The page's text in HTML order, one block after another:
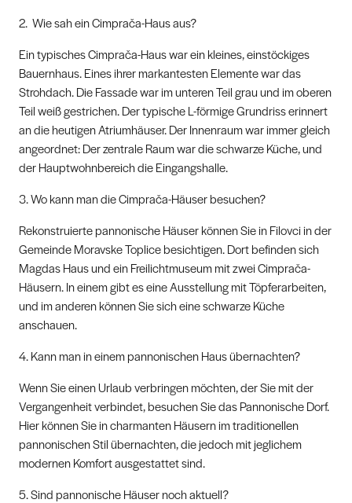
2. Wie sah ein Cimprača-Haus aus?
Ein typisches Cimprača-Haus war ein kleines, einstöckiges
Bauernhaus. Eines ihrer markantesten Elemente war das
Strohdach. Die Fassade war im unteren Teil grau und im oberen
Teil weiß gestrichen. Der typische L-förmige Grundriss erinnert
an die heutigen Atriumhäuser. Der Innenraum war immer gleich
angeordnet: Der zentrale Raum war die schwarze Küche, und
der Hauptwohnbereich die Eingangshalle.
3. Wo kann man die Cimprača-Häuser besuchen?
Rekonstruierte pannonische Häuser können Sie in Filovci in der
Gemeinde Moravske Toplice besichtigen. Dort befinden sich
Magdas Haus und ein Freilichtmuseum mit zwei Cimprača-
Häusern. In einem gibt es eine Ausstellung mit Töpferarbeiten,
und im anderen können Sie sich eine schwarze Küche
anschauen.
4. Kann man in einem pannonischen Haus übernachten?
Wenn Sie einen Urlaub verbringen möchten, der Sie mit der
Vergangenheit verbindet, besuchen Sie das Pannonische Dorf.
Hier können Sie in charmanten Häusern im traditionellen
pannonischen Stil übernachten, die jedoch mit jeglichem
modernen Komfort ausgestattet sind.
5. Sind pannonische Häuser noch aktuell?